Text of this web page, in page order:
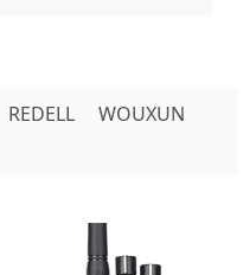
REDELL
WOUXUN